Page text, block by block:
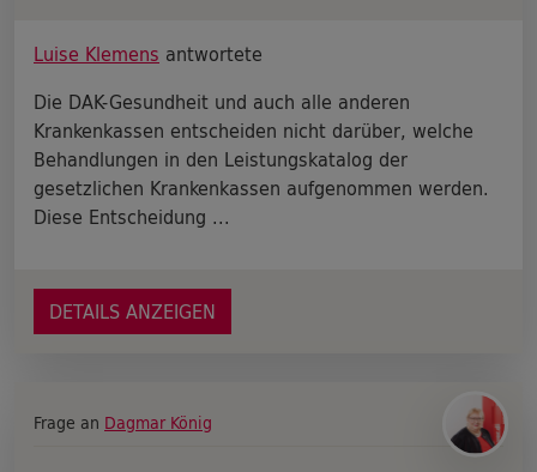
Luise Klemens antwortete
Die DAK-Gesundheit und auch alle anderen
Krankenkassen entscheiden nicht darüber, welche
Behandlungen in den Leistungskatalog der
gesetzlichen Krankenkassen aufgenommen werden.
Diese Entscheidung ...
DETAILS ANZEIGEN
Frage an Dagmar König